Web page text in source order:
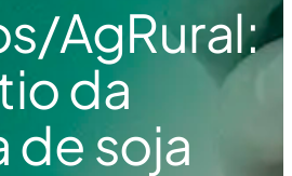
AgRural:
da
de soja